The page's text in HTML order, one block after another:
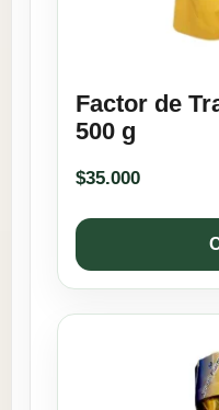
Factor de
500 g
$35.000